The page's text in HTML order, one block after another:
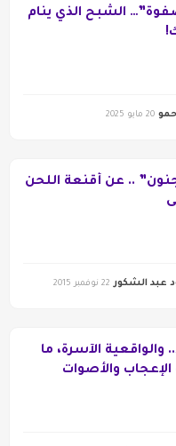
الشبح الذي ينام
20 مايو 2025
.. عن أقنعة اللحن
عبد الشكور 22 نوفمبر 2015
الآسرة، ما
والأصوات